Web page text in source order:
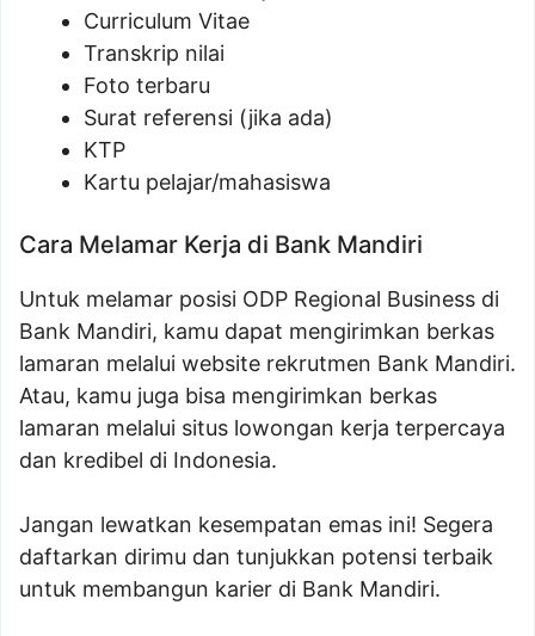
Curriculum Vitae
Transkrip nilai
Foto terbaru
Surat referensi (jika ada)
KTP
Kartu pelajar/mahasiswa
Cara Melamar Kerja di Bank Mandiri
Untuk melamar posisi ODP Regional Business di
Bank Mandiri, kamu dapat mengirimkan berkas
lamaran melalui website rekrutmen Bank Mandiri.
Atau, kamu juga bisa mengirimkan berkas
lamaran melalui situs lowongan kerja terpercaya
dan kredibel di Indonesia.
Jangan lewatkan kesempatan emas ini! Segera
daftarkan dirimu dan tunjukkan potensi terbaik
untuk membangun karier di Bank Mandiri.